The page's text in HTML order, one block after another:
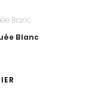
Blanc